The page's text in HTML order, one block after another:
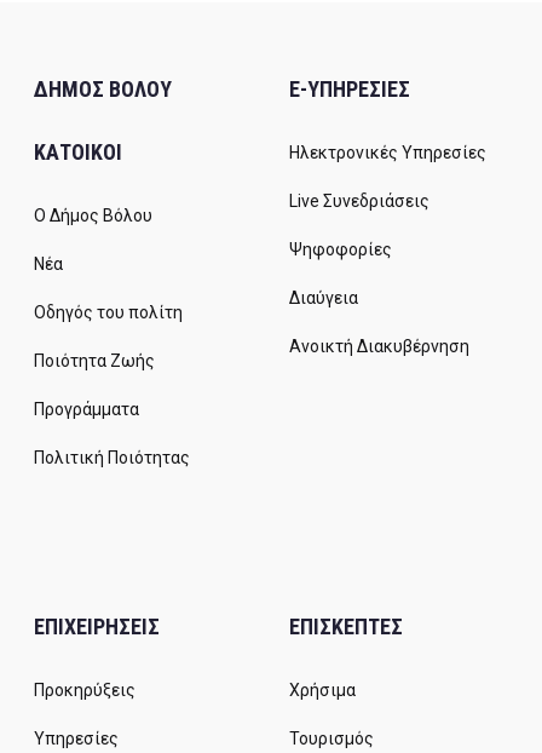
ΔΗΜΟΣ ΒΟΛΟΥ
ΚΑΤΟΙΚΟΙ
Ο Δήμος Βόλου
Νέα
Οδηγός του πολίτη
Ποιότητα Ζωής
Προγράμματα
Πολιτική Ποιότητας
E-ΥΠΗΡΕΣΙΕΣ
Ηλεκτρονικές Υπηρεσίες
Live Συνεδριάσεις
Ψηφοφορίες
Διαύγεια
Ανοικτή Διακυβέρνηση
ΕΠΙΧΕΙΡΗΣΕΙΣ
Προκηρύξεις
Υπηρεσίες
ΕΠΙΣΚΕΠΤΕΣ
Χρήσιμα
Τουρισμός